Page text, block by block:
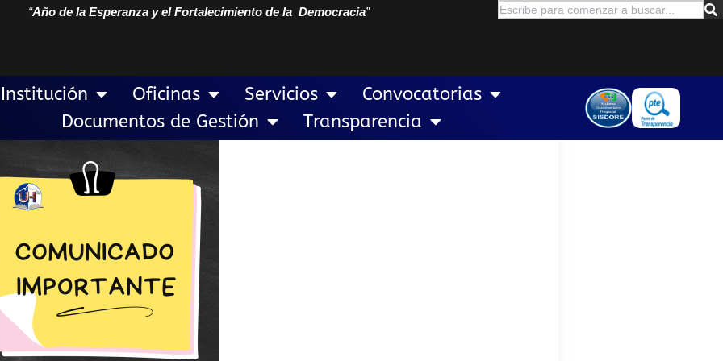
“Año de la Esperanza y el Fortalecimiento de la Democracia”
Institución Oficinas Servicios
Convocatorias
Documentos de Gestión
Transparencia